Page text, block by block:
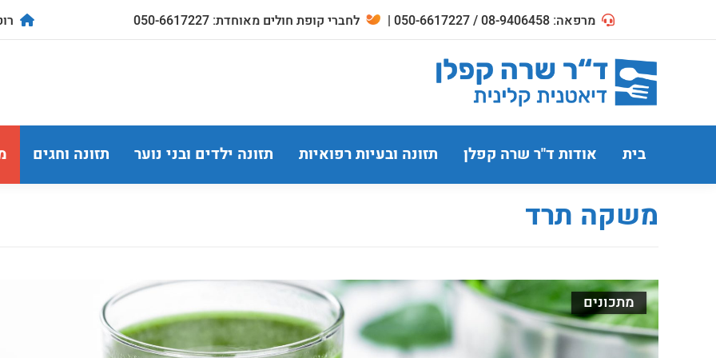
מרפאה: 08-9406458 / 050-6617227 | לחברי קופת חולים מאוחדת: 050-6617227
בית אודות ד"ר שרה קפלן תזונה ובעיות רפואיות תזונה ילדים ובני נוער תזונה וחגים
משקה תרד
מתכונים